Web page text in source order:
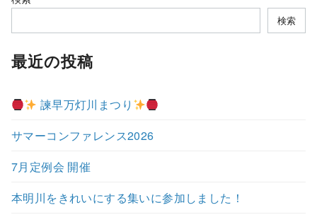
検索
最近の投稿
諫早万灯川まつり
サマーコンファレンス2026
7月定例会 開催
本明川をきれいにする集いに参加しました！